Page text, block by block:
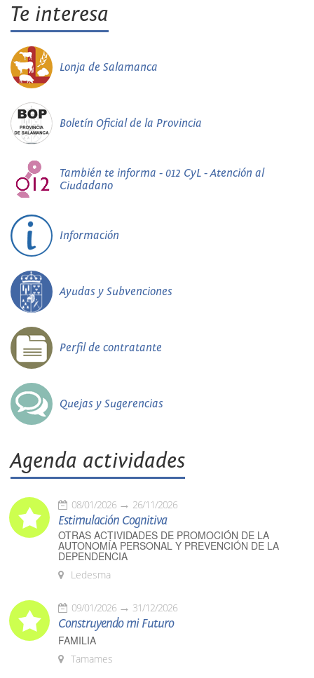
Te interesa
Lonja de Salamanca
Boletín Oficial de la Provincia
También te informa - 012 CyL - Atención al
Ciudadano
Información
Ayudas y Subvenciones
Perfil de contratante
Quejas y Sugerencias
Agenda actividades
08/01/2026 26/11/2026
Estimulación Cognitiva
OTRAS ACTIVIDADES DE PROMOCIÓN DE LA
AUTONOMÍA PERSONAL Y PREVENCIÓN DE LA
DEPENDENCIA
Ledesma
09/01/2026 31/12/2026
Construyendo mi Futuro
FAMILIA
Tamames